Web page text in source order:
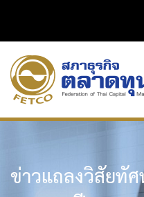
ข่าวแถลงวิสัยทั